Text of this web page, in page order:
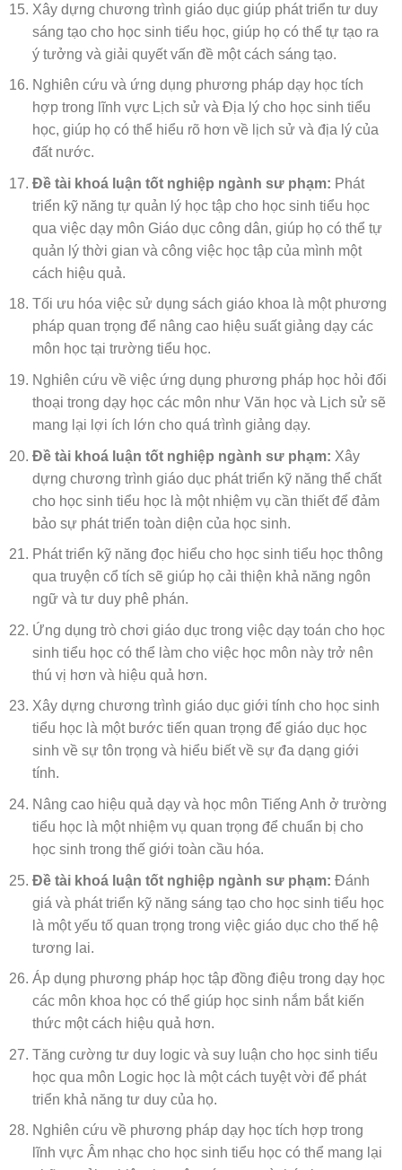
Xây dựng chương trình giáo dục giúp phát triển tư duy
sáng tạo cho học sinh tiểu học, giúp họ có thể tự tạo ra
ý tưởng và giải quyết vấn đề một cách sáng tạo.
Nghiên cứu và ứng dụng phương pháp dạy học tích
hợp trong lĩnh vực Lịch sử và Địa lý cho học sinh tiểu
học, giúp họ có thể hiểu rõ hơn về lịch sử và địa lý của
đất nước.
Đề tài khoá luận tốt nghiệp ngành sư phạm: Phát
triển kỹ năng tự quản lý học tập cho học sinh tiểu học
qua việc dạy môn Giáo dục công dân, giúp họ có thể tự
quản lý thời gian và công việc học tập của mình một
cách hiệu quả.
Tối ưu hóa việc sử dụng sách giáo khoa là một phương
pháp quan trọng để nâng cao hiệu suất giảng dạy các
môn học tại trường tiểu học.
Nghiên cứu về việc ứng dụng phương pháp học hỏi đối
thoại trong dạy học các môn như Văn học và Lịch sử sẽ
mang lại lợi ích lớn cho quá trình giảng dạy.
Đề tài khoá luận tốt nghiệp ngành sư phạm: Xây
dựng chương trình giáo dục phát triển kỹ năng thể chất
cho học sinh tiểu học là một nhiệm vụ cần thiết để đảm
bảo sự phát triển toàn diện của học sinh.
Phát triển kỹ năng đọc hiểu cho học sinh tiểu học thông
qua truyện cổ tích sẽ giúp họ cải thiện khả năng ngôn
ngữ và tư duy phê phán.
Ứng dụng trò chơi giáo dục trong việc dạy toán cho học
sinh tiểu học có thể làm cho việc học môn này trở nên
thú vị hơn và hiệu quả hơn.
Xây dựng chương trình giáo dục giới tính cho học sinh
tiểu học là một bước tiến quan trọng để giáo dục học
sinh về sự tôn trọng và hiểu biết về sự đa dạng giới
tính.
Nâng cao hiệu quả dạy và học môn Tiếng Anh ở trường
tiểu học là một nhiệm vụ quan trọng để chuẩn bị cho
học sinh trong thế giới toàn cầu hóa.
Đề tài khoá luận tốt nghiệp ngành sư phạm: Đánh
giá và phát triển kỹ năng sáng tạo cho học sinh tiểu học
là một yếu tố quan trọng trong việc giáo dục cho thế hệ
tương lai.
Áp dụng phương pháp học tập đồng điệu trong dạy học
các môn khoa học có thể giúp học sinh nắm bắt kiến
thức một cách hiệu quả hơn.
Tăng cường tư duy logic và suy luận cho học sinh tiểu
học qua môn Logic học là một cách tuyệt vời để phát
triển khả năng tư duy của họ.
Nghiên cứu về phương pháp dạy học tích hợp trong
lĩnh vực Âm nhạc cho học sinh tiểu học có thể mang lại